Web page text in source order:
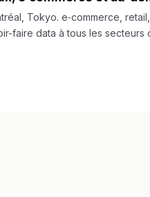
Tokyo. e‑commerce,
faire data à tous les secteurs